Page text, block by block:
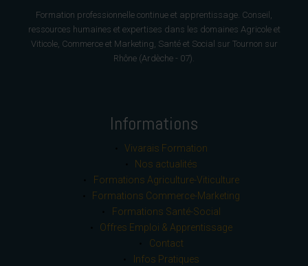
Formation professionnelle continue et apprentissage. Conseil,
ressources humaines et expertises dans les domaines Agricole et
Viticole, Commerce et Marketing, Santé et Social sur Tournon sur
Rhône (Ardèche - 07).
Informations
Vivarais Formation
Nos actualités
Formations Agriculture-Viticulture
Formations Commerce-Marketing
Formations Santé-Social
Offres Emploi & Apprentissage
Contact
Infos Pratiques